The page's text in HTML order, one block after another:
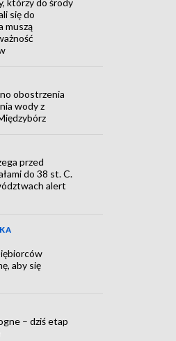
się do
muszą
obostrzenia
wody z
przed
do 38 st. C.
alert
aby się
– dziś etap